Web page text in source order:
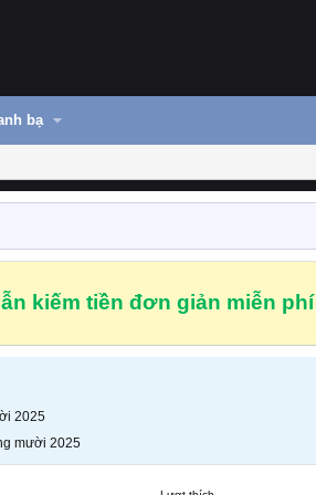
bạ
kiếm tiền đơn giản miễn phí
2025
mười 2025